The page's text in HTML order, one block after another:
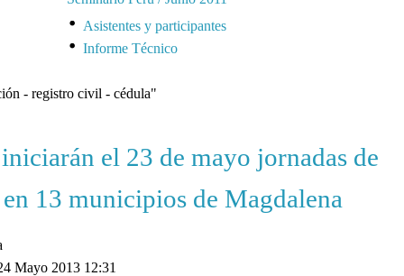
Asistentes y participantes
Informe Técnico
- registro civil - cédula"
el 23 de mayo jornadas de
13 municipios de Magdalena
Mayo 2013 12:31